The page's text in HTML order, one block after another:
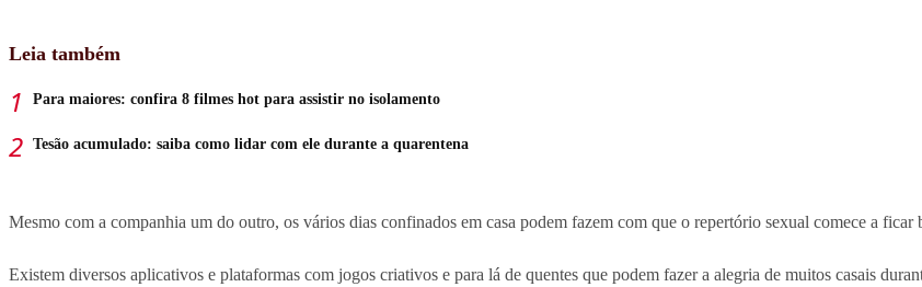
Leia também
Para maiores: confira 8 filmes hot para assistir no isolamento
Tesão acumulado: saiba como lidar com ele durante a quarentena
Mesmo com a companhia um do outro, os vários dias confinados em casa podem fazem com que o repertório sexual comece a ficar
Existem diversos aplicativos e plataformas com jogos criativos e para lá de quentes que podem fazer a alegria de muitos casais